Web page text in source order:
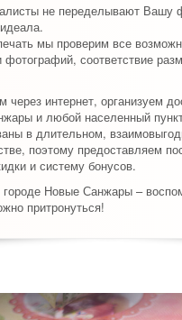
не переделывают Вашу
мы проверим все
соответствие
через интернет, организуем
и любой населенный
в длительном,
поэтому предоставляем
и систему бонусов.
городе Новые Санжары –
притронуться!